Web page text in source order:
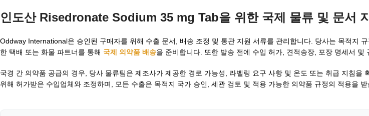
인도산 Risedronate Sodium 35 mg Tab을 위한 국제 물류 및 문서
Oddway International은 승인된 구매자를 위해 수출 문서, 배송 조정 및 통관 지원 서류를 관리합니다. 당사는 목적지
한 택배 또는 화물 파트너를 통해 국제 의약품 배송을 준비합니다. 또한 발송 전에 수입 허가, 견적송장, 포장 명세서 및
국경 간 의약품 공급의 경우, 당사 물류팀은 제조사가 제공한 경로 가능성, 라벨링 요구 사항 및 온도 또는 취급 지침을
위해 허가받은 수입업체와 조정하며, 모든 수출은 목적지 국가 승인, 세관 검토 및 적용 가능한 의약품 규정의 적용을 받